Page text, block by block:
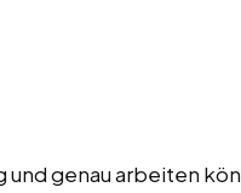
und genau arbeiten